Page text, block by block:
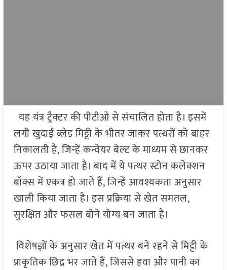
यह यंत्र ट्रैक्टर की पीटीओ से संचालित होता है। इसमें
लगी खुदाई ब्लेड मिट्टी के भीतर जाकर पत्थरों को बाहर
निकालती है, जिन्हें कन्वेयर बेल्ट के माध्यम से छानकर
ऊपर उठाया जाता है। बाद में ये पत्थर स्टोन कलेक्शन
बॉक्स में एकत्र हो जाते हैं, जिन्हें आवश्यकता अनुसार
खाली किया जाता है। इस प्रक्रिया से खेत समतल,
सुरक्षित और फसल बोने योग्य बन जाता है।
विशेषज्ञों के अनुसार खेत में पत्थर बने रहने से मिट्टी के
प्राकृतिक छिद्र भर जाते हैं, जिससे हवा और पानी का